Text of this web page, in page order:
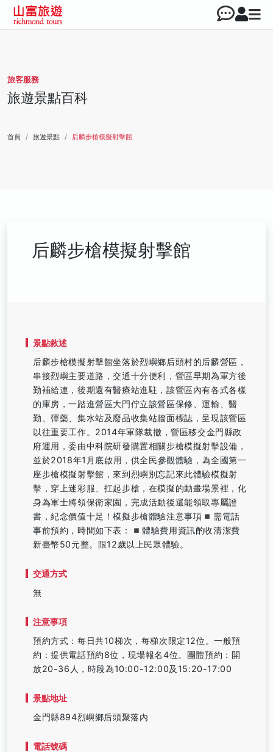
旅客服務
旅遊景點百科
首頁 旅遊景點 后麟步槍模擬射擊館
后麟步槍模擬射擊館
景點敘述
后麟步槍模擬射擊館坐落於烈嶼鄉后頭村的后麟營區，
串接烈嶼主要道路，交通十分便利，營區早期為軍方後
勤補給連，後期還有醫療站進駐，該營區內有各式各樣
的庫房，一踏進營區大門佇立該營區保修、運輸、醫
勤、彈藥、集水站及廢品收集站牆面標誌，呈現該營區
以往重要工作。2014年軍隊裁撤，營區移交金門縣政
府運用，委由中科院研發購置相關步槍模擬射擊設備，
並於2018年1月底啟用，供全民參觀體驗，為全國第一
座步槍模擬射擊館，來到烈嶼別忘記來此體驗模擬射
擊，穿上迷彩服、扛起步槍，在模擬的動畫場景裡，化
身為軍士將領保衛家園，完成活動後還能領取專屬證
書，紀念價值十足！模擬步槍體驗注意事項◾️需電話
事前預約，時間如下表：◾️體驗費用資訊酌收清潔費
新臺幣50元整。限12歲以上民眾體驗。
交通方式
無
注意事項
預約方式：每日共10梯次，每梯次限定12位。一般預
約：提供電話預約8位，現場報名4位。團體預約：開
放20-36人，時段為10:00-12:00及15:20-17:00
景點地址
金門縣894烈嶼鄉后頭聚落內
電話號碼